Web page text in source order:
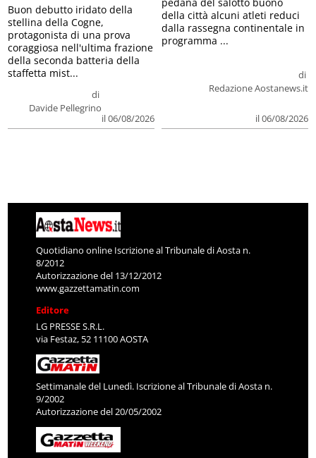
di
Davide Pellegrino
il 06/08/2026
Buon debutto iridato della
stellina della Cogne,
protagonista di una prova
coraggiosa nell'ultima frazione
della seconda batteria della
staffetta mist...
di
Redazione Aostanews.it
il 06/08/2026
pedana del salotto buono
della città alcuni atleti reduci
dalla rassegna continentale in
programma ...
Quotidiano online Iscrizione al Tribunale di Aosta n.
8/2012
Autorizzazione del 13/12/2012
www.gazzettamatin.com
Editore
LG PRESSE S.R.L.
via Festaz, 52 11100 AOSTA
Settimanale del Lunedì. Iscrizione al Tribunale di Aosta n.
9/2002
Autorizzazione del 20/05/2002